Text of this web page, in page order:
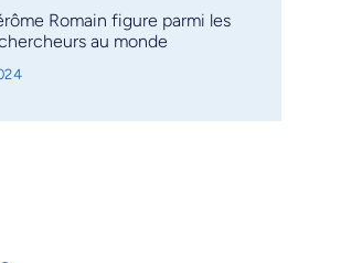
Romain figure parmi les
au monde